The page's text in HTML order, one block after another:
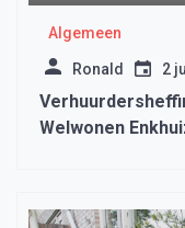
Algemeen
Ronald 2
Welwonen